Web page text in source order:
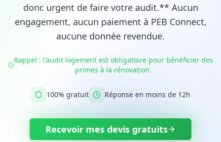
donc urgent de faire votre audit.** Aucun
engagement, aucun paiement à PEB Connect,
aucune donnée revendue.
Rappel : l'audit logement est obligatoire pour bénéficier des
primes à la rénovation.
100% gratuit Réponse en moins de 12h
Recevoir mes devis gratuits